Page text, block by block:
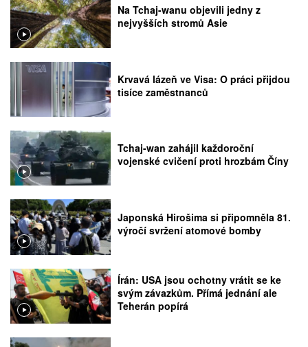
Na Tchaj-wanu objevili jedny z
nejvyšších stromů Asie
Krvavá lázeň ve Visa: O práci přijdou
tisíce zaměstnanců
Tchaj-wan zahájil každoroční
vojenské cvičení proti hrozbám Číny
Japonská Hirošima si připomněla 81.
výročí svržení atomové bomby
Írán: USA jsou ochotny vrátit se ke
svým závazkům. Přímá jednání ale
Teherán popírá